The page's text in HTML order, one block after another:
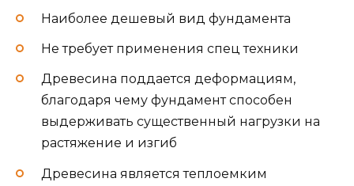
Наиболее дешевый вид фундамента
Не требует применения спец техники
Древесина поддается деформациям,
благодаря чему фундамент способен
выдерживать существенный нагрузки на
растяжение и изгиб
Древесина является теплоемким